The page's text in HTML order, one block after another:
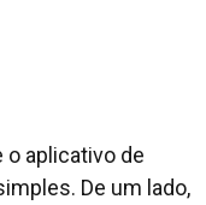
o aplicativo de
De um lado,